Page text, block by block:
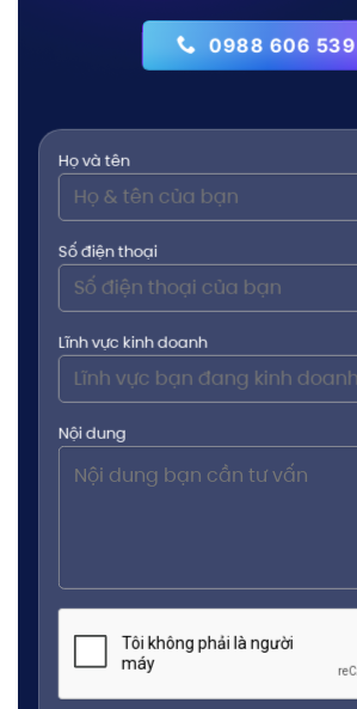
0988 606 539
Họ và tên
Số điện thoại
Lĩnh vực kinh doanh
Nội dung